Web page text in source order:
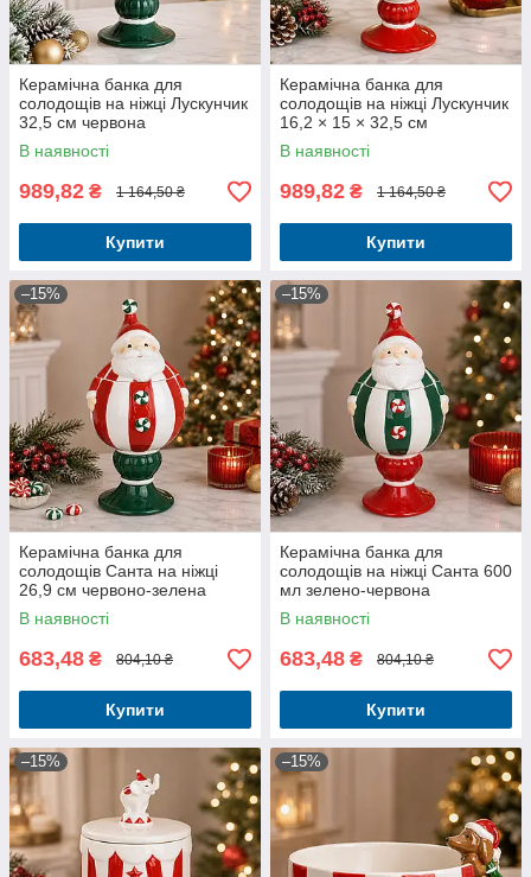
Керамічна банка для
солодощів на ніжці Лускунчик
32,5 см червона
В наявності
989,82 ₴ 1 164,50 ₴
Купити
Керамічна банка для
солодощів на ніжці Лускунчик
16,2 × 15 × 32,5 см
В наявності
989,82 ₴ 1 164,50 ₴
Купити
–15%
Керамічна банка для
солодощів Санта на ніжці
26,9 см червоно-зелена
В наявності
683,48 ₴ 804,10 ₴
Купити
–15%
Керамічна банка для
солодощів на ніжці Санта 600
мл зелено-червона
В наявності
683,48 ₴ 804,10 ₴
Купити
–15% –15%